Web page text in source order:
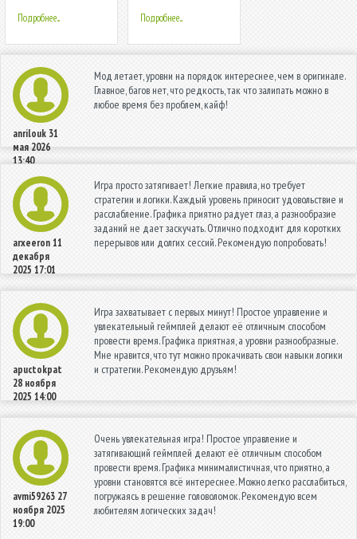
Шестигранная
Головоломка
Подробнее... Подробнее...
anrilouk 31
мая 2026
13:40
Мод летает, уровни на порядок интереснее, чем в оригинале.
Главное, багов нет, что редкость, так что залипать можно в
любое время без проблем, кайф!
arxeeron11
декабря
2025 17:01
Игра просто затягивает! Легкие правила, но требует
стратегии и логики. Каждый уровень приносит удовольствие и
расслабление. Графика приятно радует глаз, а разнообразие
заданий не дает заскучать. Отлично подходит для коротких
перерывов или долгих сессий. Рекомендую попробовать!
apuctokpat
28 ноября
2025 14:00
Игра захватывает с первых минут! Простое управление и
увлекательный геймплей делают её отличным способом
провести время. Графика приятная, а уровни разнообразные.
Мне нравится, что тут можно прокачивать свои навыки логики
и стратегии. Рекомендую друзьям!
avmi59263 27
ноября 2025
19:00
Очень увлекательная игра! Простое управление и
затягивающий геймплей делают её отличным способом
провести время. Графика минималистичная, что приятно, а
уровни становятся всё интереснее. Можно легко расслабиться,
погружаясь в решение головоломок. Рекомендую всем
любителям логических задач!